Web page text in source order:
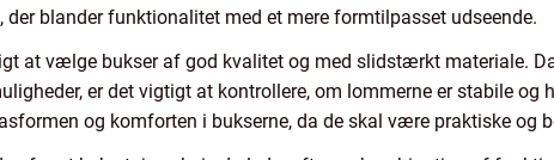
blander funktionalitet med et mere formtilpasset udseende.
at vælge bukser af god kvalitet og med slidstærkt materiale.
er det vigtigt at kontrollere, om lommerne er stabile og
og komforten i bukserne, da de skal være praktiske og